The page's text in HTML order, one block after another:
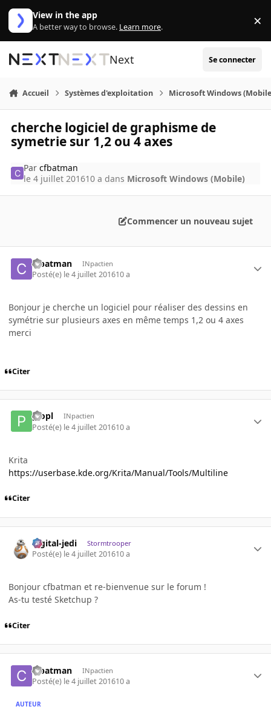
Aller au contenu
View in the app
A better way to browse. Learn more. ×
Next Se connecter
Accueil Systèmes d'exploitation Microsoft Windows
cherche logiciel de graphisme de
symetrie sur 1,2 ou 4 axes
Parcfbatman
le 4 juillet 201610 a dans Microsoft Windows (Mobile)
Commencer un nouveau sujet
cfbatman INpactien
Posté(e) le 4 juillet 201610 a
Bonjour je cherche un logiciel pour réaliser des dessins en
symétrie sur plusieurs axes en même temps 1,2 ou 4 axes
merci
Citer
plopl INpactien
Posté(e) le 4 juillet 201610 a
Krita
https://userbase.kde.org/Krita/Manual/Tools/Multiline
Citer
digital-jedi Stormtrooper
Posté(e) le 4 juillet 201610 a
Bonjour cfbatman et re-bienvenue sur le forum !
As-tu testé Sketchup ?
Citer
cfbatman INpactien
Posté(e) le 4 juillet 201610 a
AUTEUR